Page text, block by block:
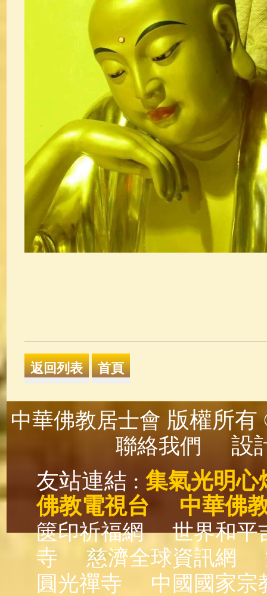
中華佛教居士會 版權所
聯絡我們
設
友站連結 : 集氣光明心
佛教電視台
中華佛
篋印祈福網
世界和平
寺
慈濟全球資訊網
圓光禪寺
中國國家宗